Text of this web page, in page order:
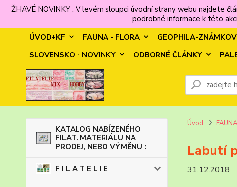
ŽHAVÉ NOVINKY : V levém sloupci úvodní strany webu najdete
podrobné informace k této
ÚVOD+KF
FAUNA - FLORA GEOPHILA-
SLOVENSKO - NOVINKY
ODBORNÉ ČLÁNKY
KATALOG NABÍZENÉHO
FILAT. MATERIÁLU NA
PRODEJ, NEBO VÝMĚNU :
F I L A T E L I E
Úvod
Labutí
31.12.2018